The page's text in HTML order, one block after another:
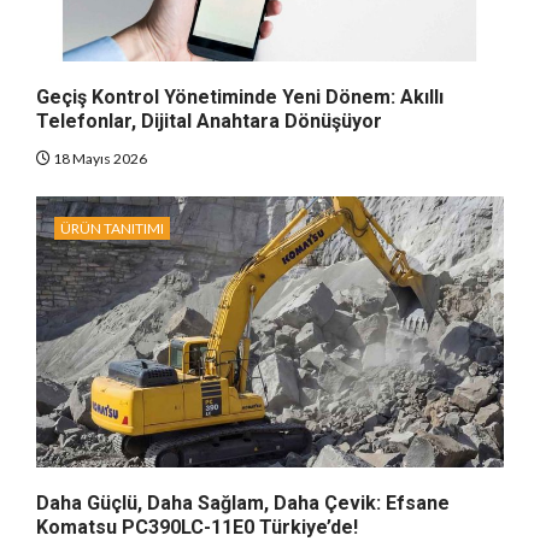
Geçiş Kontrol Yönetiminde Yeni Dönem: Akıllı
Telefonlar, Dijital Anahtara Dönüşüyor
18 Mayıs 2026
ÜRÜN TANITIMI
Daha Güçlü, Daha Sağlam, Daha Çevik: Efsane
Komatsu PC390LC-11E0 Türkiye’de!